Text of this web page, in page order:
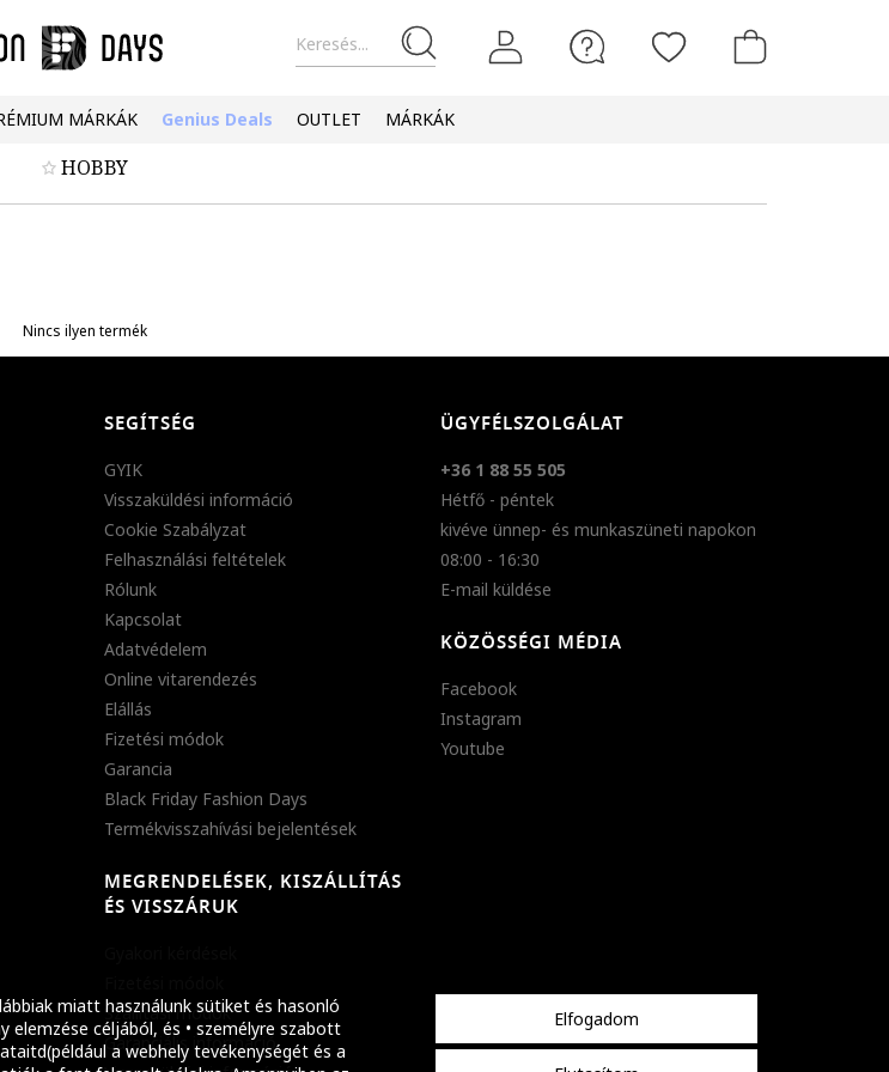
miatt használunk sütiket és hasonló
elemzése céljából, és • személyre szabott
a webhely tevékenységét és a
Elfogadom
Keresés...
MÁRKÁK Genius Deals OUTLET MÁRKÁK
HOBBY
Nincs ilyen termék
SEGÍTSÉG
GYIK
Visszaküldési információ
Cookie Szabályzat
Felhasználási feltételek
Rólunk
Kapcsolat
Adatvédelem
Online vitarendezés
Elállás
Fizetési módok
Garancia
Black Friday Fashion Days
Termékvisszahívási bejelentések
MEGRENDELÉSEK, KISZÁLLÍTÁS
ÉS VISSZÁRUK
Szállítási módok
Garanciális információ
ÜGYFÉLSZOLGÁLAT
+36 1 88 55 505
Hétfő - péntek
kivéve ünnep- és munkaszüneti napokon
08:00 - 16:30
E-mail küldése
KÖZÖSSÉGI MÉDIA
Facebook
Instagram
Youtube